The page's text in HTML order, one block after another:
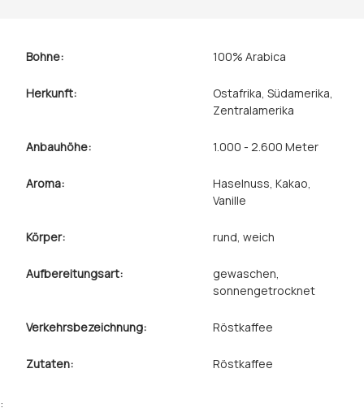
Bohne: 100% Arabica
Herkunft: Ostafrika, Südamerika,
Zentralamerika
Anbauhöhe: 1.000 - 2.600 Meter
Aroma: Haselnuss, Kakao,
Vanille
Körper: rund, weich
Aufbereitungsart: gewaschen,
sonnengetrocknet
Verkehrsbezeichnung: Röstkaffee
Zutaten: Röstkaffee
: